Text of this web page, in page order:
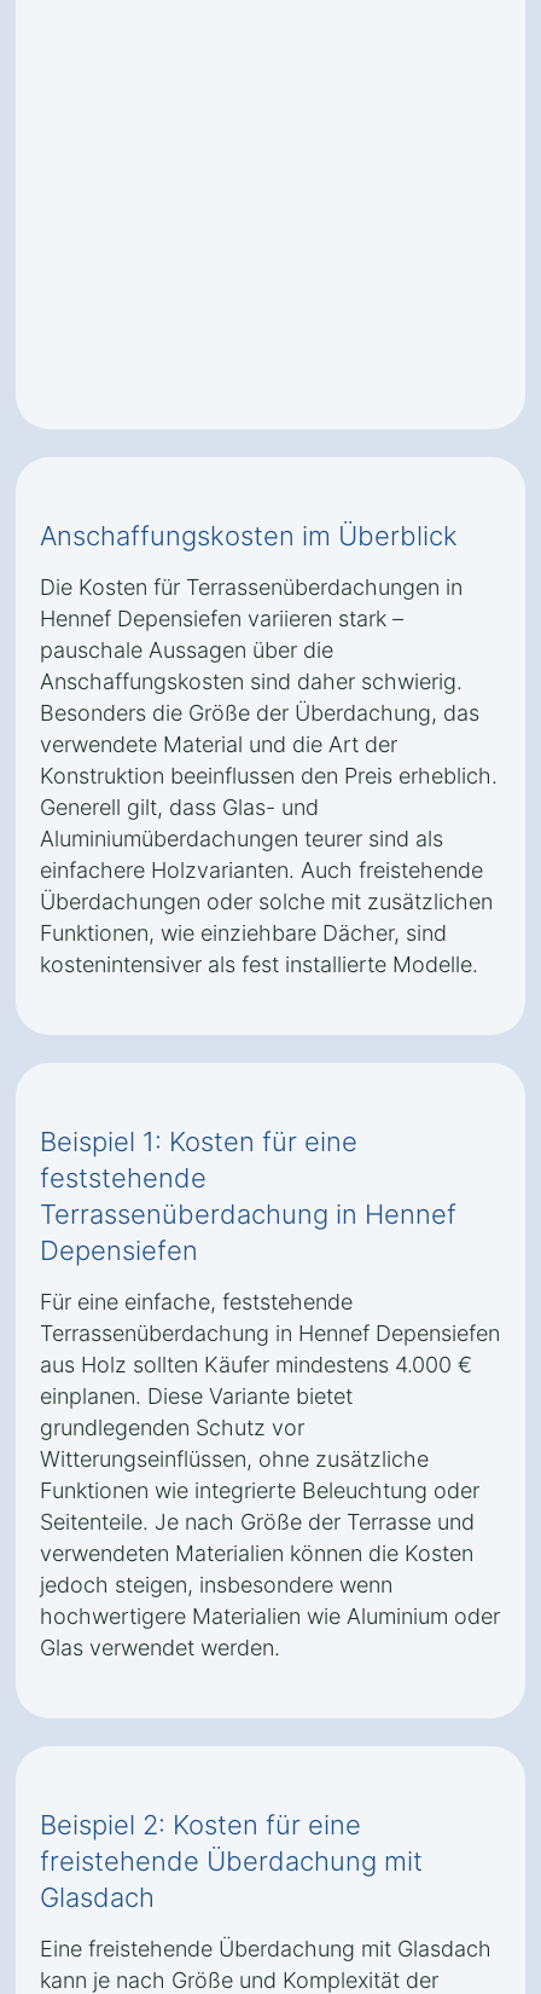
Anschaffungskosten im Überblick
Die Kosten für Terrassenüberdachungen in
Hennef Depensiefen variieren stark –
pauschale Aussagen über die
Anschaffungskosten sind daher schwierig.
Besonders die Größe der Überdachung, das
verwendete Material und die Art der
Konstruktion beeinflussen den Preis erheblich.
Generell gilt, dass Glas- und
Aluminiumüberdachungen teurer sind als
einfachere Holzvarianten. Auch freistehende
Überdachungen oder solche mit zusätzlichen
Funktionen, wie einziehbare Dächer, sind
kostenintensiver als fest installierte Modelle.
Beispiel 1: Kosten für eine
feststehende
Terrassenüberdachung in Hennef
Depensiefen
Für eine einfache, feststehende
Terrassenüberdachung in Hennef Depensiefen
aus Holz sollten Käufer mindestens 4.000 €
einplanen. Diese Variante bietet
grundlegenden Schutz vor
Witterungseinflüssen, ohne zusätzliche
Funktionen wie integrierte Beleuchtung oder
Seitenteile. Je nach Größe der Terrasse und
verwendeten Materialien können die Kosten
jedoch steigen, insbesondere wenn
hochwertigere Materialien wie Aluminium oder
Glas verwendet werden.
Beispiel 2: Kosten für eine
freistehende Überdachung mit
Glasdach
Eine freistehende Überdachung mit Glasdach
kann je nach Größe und Komplexität der